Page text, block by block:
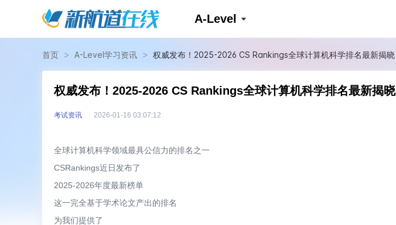
A-Level
首页 > A-Level学习资讯 > 权威发布！2025-2026 CS Rankings全球计算机科学排名最新揭晓
权威发布！2025-2026 CS Rankings全球计算机科学排名最新揭晓
考试资讯 2026-01-16 03:07:12
全球计算机科学领域最具公信力的排名之一
CSRankings近日发布了
2025-2026年度最新榜单
这一完全基于学术论文产出的排名
为我们提供了